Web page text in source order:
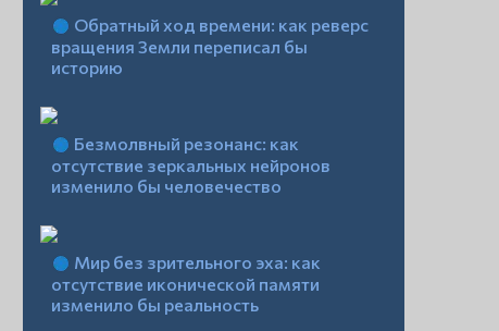
Обратный ход времени: как реверс
вращения Земли переписал бы
историю
Безмолвный резонанс: как
отсутствие зеркальных нейронов
изменило бы человечество
Мир без зрительного эха: как
отсутствие иконической памяти
изменило бы реальность